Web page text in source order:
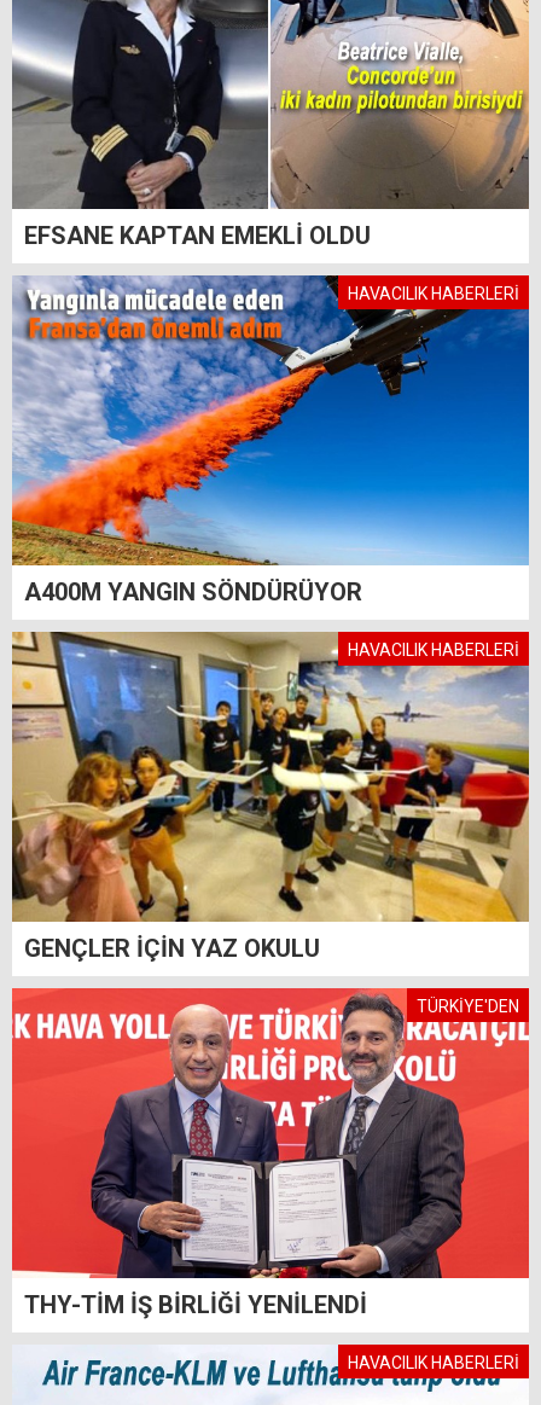
EFSANE KAPTAN EMEKLİ OLDU
HAVACILIK HABERLERİ
A400M YANGIN SÖNDÜRÜYOR
HAVACILIK HABERLERİ
GENÇLER İÇİN YAZ OKULU
TÜRKİYE'DEN
THY-TİM İŞ BİRLİĞİ YENİLENDİ
HAVACILIK HABERLERİ